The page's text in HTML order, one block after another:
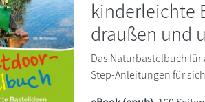
kinderleichte
draußen und
Das Naturbastelbuch
Step-Anleitungen für